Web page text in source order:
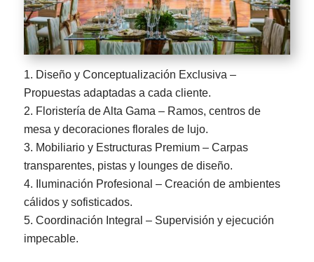
Diseño y Conceptualización Exclusiva –
Propuestas adaptadas a cada cliente.
Floristería de Alta Gama – Ramos, centros de
mesa y decoraciones florales de lujo.
Mobiliario y Estructuras Premium – Carpas
transparentes, pistas y lounges de diseño.
Iluminación Profesional – Creación de ambientes
cálidos y sofisticados.
Coordinación Integral – Supervisión y ejecución
impecable.